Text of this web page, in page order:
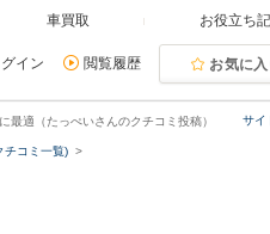
車買取 お役立ち
グイン 閲覧履歴 お気に入
サイ
最適（たっぺいさんのクチコミ投稿）
チコミ一覧)